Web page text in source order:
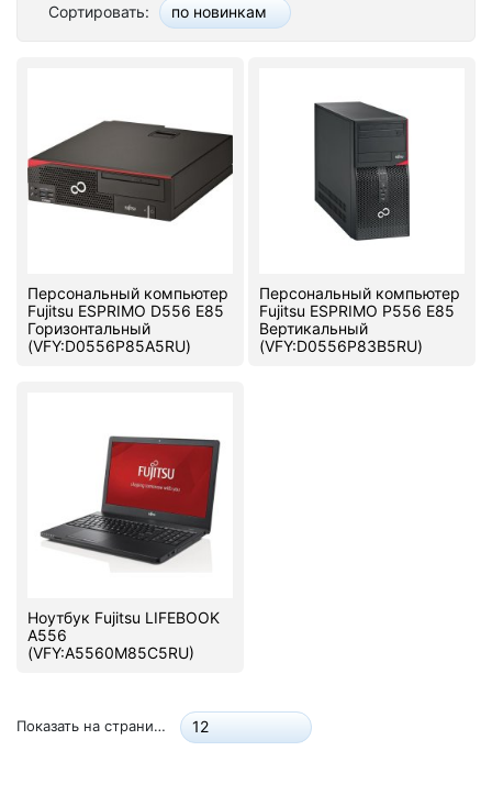
IP Телефония
Серверное оборудование
UPS Источники бесперебойного питания
Мышки и Клавиатуры
Сетевое оборудование
Системы охлаждения
Digital Signage
Видеонаблюдение
Компьютеры Fujitsu
Сортировать: по новинкам
Персональный компьютер
Fujitsu ESPRIMO D556 E85
Горизонтальный
(VFY:D0556P85A5RU)
Персональный компьютер
Fujitsu ESPRIMO P556 E85
Вертикальный
(VFY:D0556P83B5RU)
Ноутбук Fujitsu LIFEBOOK
A556
(VFY:A5560M85C5RU)
Показать на странице: 12